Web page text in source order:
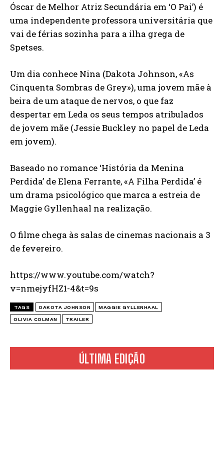
ÚLTIMA EDIÇÃO
Óscar de Melhor Atriz Secundária em ‘O Pai’) é
uma independente professora universitária que
vai de férias sozinha para a ilha grega de
Spetses.
Um dia conhece Nina (Dakota Johnson, «As
Cinquenta Sombras de Grey»), uma jovem mãe à
beira de um ataque de nervos, o que faz
despertar em Leda os seus tempos atribulados
de jovem mãe (Jessie Buckley no papel de Leda
em jovem).
Baseado no romance ‘História da Menina
Perdida’ de Elena Ferrante, «A Filha Perdida’ é
um drama psicológico que marca a estreia de
Maggie Gyllenhaal na realização.
O filme chega às salas de cinemas nacionais a 3
de fevereiro.
https://www.youtube.com/watch?
v=nmejyfHZ1-4&t=9s
TAGS DAKOTA JOHNSON MAGGIE GYLLENHAAL
OLIVIA COLMAN TRAILER